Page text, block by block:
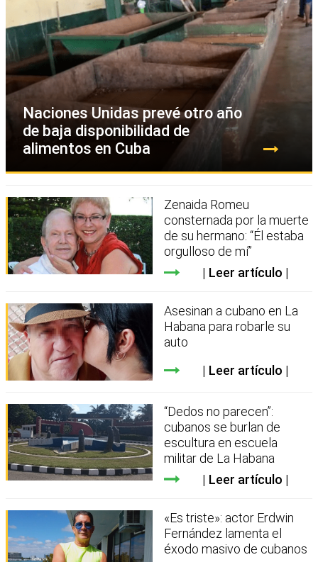
Naciones Unidas prevé otro año
de baja disponibilidad de
alimentos en Cuba
Zenaida Romeu
consternada por la muerte
de su hermano: “Él estaba
orgulloso de mí”
Leer artículo
Asesinan a cubano en La
Habana para robarle su
auto
Leer artículo
“Dedos no parecen”:
cubanos se burlan de
escultura en escuela
militar de La Habana
Leer artículo
«Es triste»: actor Erdwin
Fernández lamenta el
éxodo masivo de cubanos